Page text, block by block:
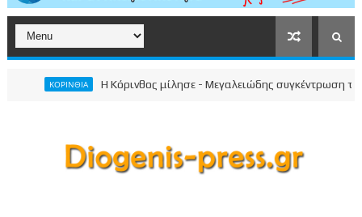
ΚΟΡΙΝΘΙΑ Η Κόρινθος μίλησε - Μεγαλειώδης συγκέντρωση του